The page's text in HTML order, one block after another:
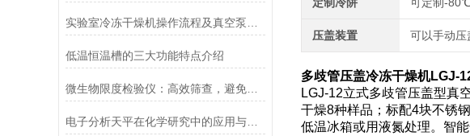
低温恒温槽的三大功能特点介绍
微生物限度检验仪：高效筛查，避免产品微生物污染
电子分析天平在化学研究中的应用与优势说明
压盖装置 可以手动压
多歧管压盖冷冻干燥机LGJ-
LGJ-12立式多歧管压盖型真
干燥8种样品；标配4块不锈
低温冰箱或用液氮处理。智